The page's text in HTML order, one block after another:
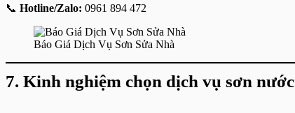
📞 Hotline/Zalo: 0961 894 472
Báo Giá Dịch Vụ Sơn Sửa Nhà
7. Kinh nghiệm chọn dịch vụ sơn